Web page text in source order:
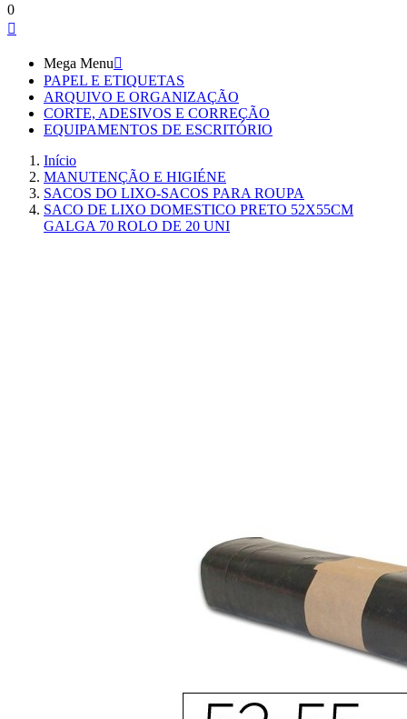
0

Mega Menu
PAPEL E ETIQUETAS
ARQUIVO E ORGANIZAÇÃO
CORTE, ADESIVOS E CORREÇÃO
EQUIPAMENTOS DE ESCRITÓRIO
Início
MANUTENÇÃO E HIGIÉNE
SACOS DO LIXO-SACOS PARA ROUPA
SACO DE LIXO DOMESTICO PRETO 52X55CM
GALGA 70 ROLO DE 20 UNI